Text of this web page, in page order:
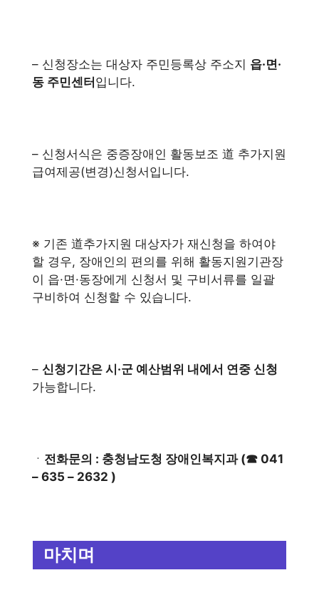
– 신청장소는 대상자 주민등록상 주소지 읍·면·
동 주민센터입니다.
– 신청서식은 중증장애인 활동보조 道 추가지원
급여제공(변경)신청서입니다.
※ 기존 道추가지원 대상자가 재신청을 하여야
할 경우, 장애인의 편의를 위해 활동지원기관장
이 읍·면·동장에게 신청서 및 구비서류를 일괄
구비하여 신청할 수 있습니다.
– 신청기간은 시·군 예산범위 내에서 연중 신청
가능합니다.
ㆍ 전화문의 : 충청남도청 장애인복지과 (☎ 041
– 635 – 2632 )
마치며